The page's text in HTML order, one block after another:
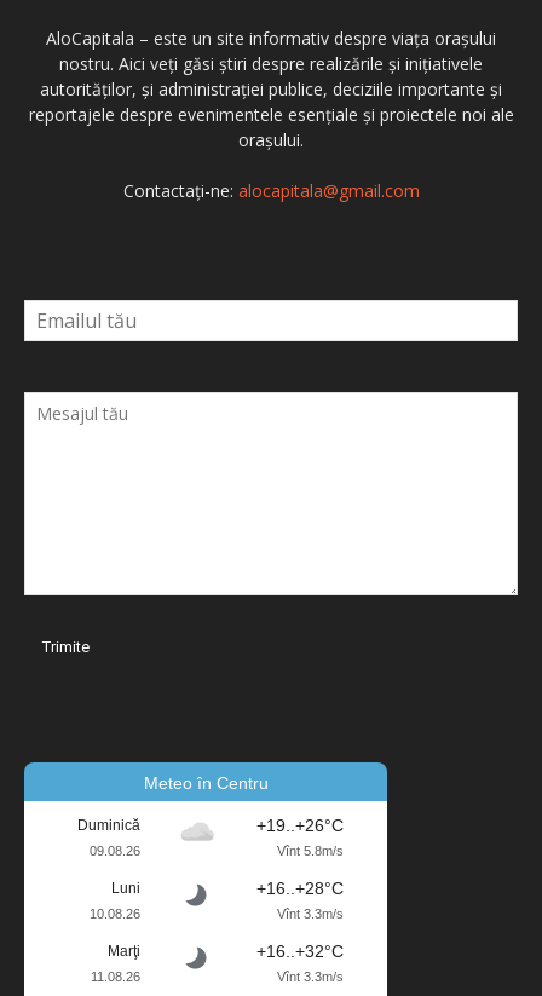
AloCapitala – este un site informativ despre viața orașului
nostru. Aici veți găsi știri despre realizările și inițiativele
autorităților, și administrației publice, deciziile importante și
reportajele despre evenimentele esențiale și proiectele noi ale
orașului.
Contactați-ne: alocapitala@gmail.com
Meteo în Centru
Duminică
09.08.26
+19..+26°C
Vînt 5.8m/s
Luni
10.08.26
+16..+28°C
Vînt 3.3m/s
Marţi
11.08.26
+16..+32°C
Vînt 3.3m/s